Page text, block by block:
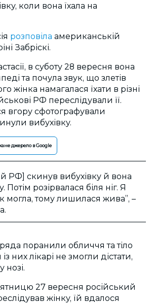
коли вона їхала на
розповіла американській
Забріскі.
в суботу 28 вересня вона
та почула звук, що злетів
жінка намагалася їхати в різні
РФ переслідували її.
вгору сфотографували
вибухівку.
джерело в Google
РФ] скинув вибухівку й вона
Потім розірвалася біля ніг. Я
могла, тому лишилася жива”, –
поранили обличчя та тіло
них лікарі не змогли дістати,
нозі.
27 вересня російський
жінку, їй вдалося